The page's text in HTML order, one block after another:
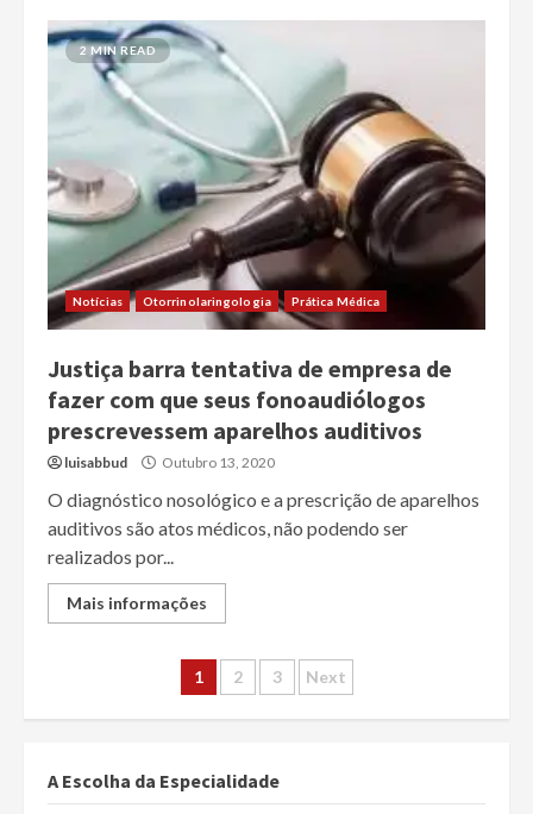
2 MIN READ
Notícias Otorrinolaringologia Prática Médica
Justiça barra tentativa de empresa de
fazer com que seus fonoaudiólogos
prescrevessem aparelhos auditivos
luisabbud Outubro 13, 2020
O diagnóstico nosológico e a prescrição de aparelhos
auditivos são atos médicos, não podendo ser
realizados por...
Mais informações
Paginação
dos
conteúdos
1 2 3 Next
A Escolha da Especialidade